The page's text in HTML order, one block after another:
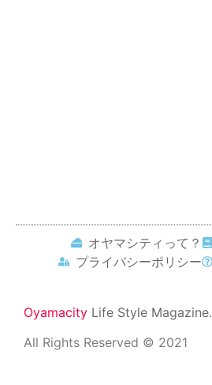
オヤマシティって？
プライバシーポリシー
Oyamacity Life Style Magazine.
All Rights Reserved © 2021